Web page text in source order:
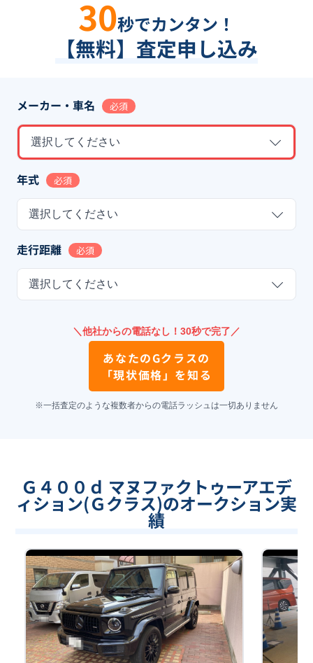
30秒でカンタン！
【無料】査定申し込み
メーカー・車名 必須
選択してください
年式 必須
選択してください
走行距離 必須
選択してください
＼他社からの電話なし！30秒で完了／
あなたのGクラスの
「現状価格」を知る
※一括査定のような複数者からの電話ラッシュは一切ありません
Ｇ４００ｄ マヌファクトゥーアエデ
ィション(Ｇクラス)のオークション実
績